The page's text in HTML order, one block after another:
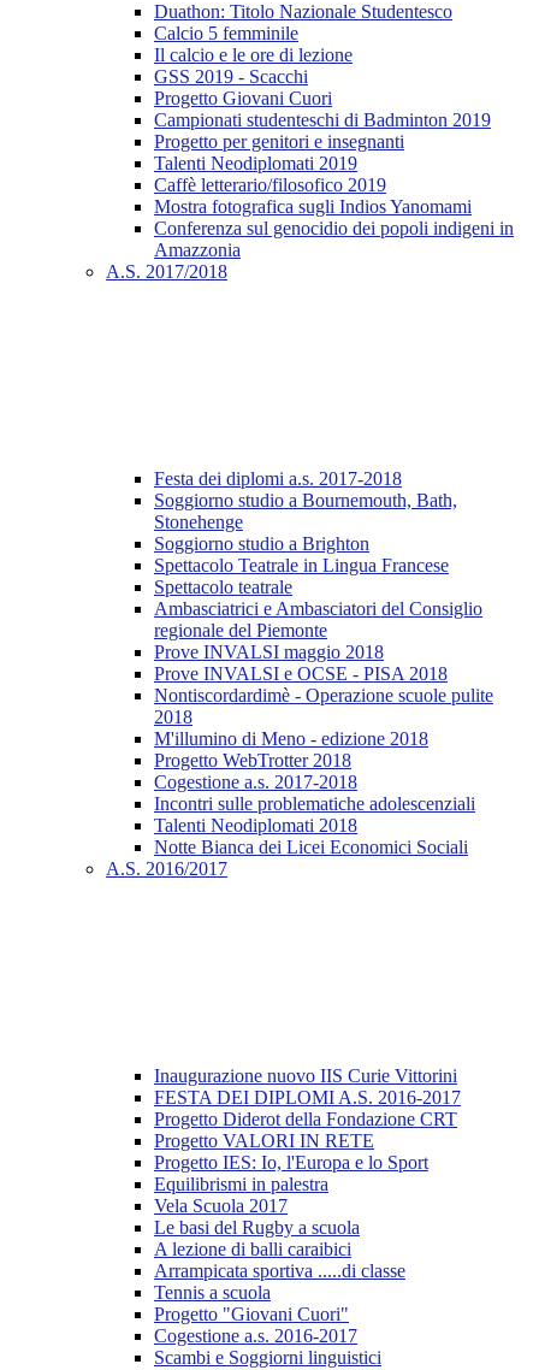
Duathon: Titolo Nazionale Studentesco
Calcio 5 femminile
Il calcio e le ore di lezione
GSS 2019 - Scacchi
Progetto Giovani Cuori
Campionati studenteschi di Badminton 2019
Progetto per genitori e insegnanti
Talenti Neodiplomati 2019
Caffè letterario/filosofico 2019
Mostra fotografica sugli Indios Yanomami
Conferenza sul genocidio dei popoli indigeni in
Amazzonia
A.S. 2017/2018
Festa dei diplomi a.s. 2017-2018
Soggiorno studio a Bournemouth, Bath,
Stonehenge
Soggiorno studio a Brighton
Spettacolo Teatrale in Lingua Francese
Spettacolo teatrale
Ambasciatrici e Ambasciatori del Consiglio
regionale del Piemonte
Prove INVALSI maggio 2018
Prove INVALSI e OCSE - PISA 2018
Nontiscordardimè - Operazione scuole pulite
2018
M'illumino di Meno - edizione 2018
Progetto WebTrotter 2018
Cogestione a.s. 2017-2018
Incontri sulle problematiche adolescenziali
Talenti Neodiplomati 2018
Notte Bianca dei Licei Economici Sociali
A.S. 2016/2017
Inaugurazione nuovo IIS Curie Vittorini
FESTA DEI DIPLOMI A.S. 2016-2017
Progetto Diderot della Fondazione CRT
Progetto VALORI IN RETE
Progetto IES: Io, l'Europa e lo Sport
Equilibrismi in palestra
Vela Scuola 2017
Le basi del Rugby a scuola
A lezione di balli caraibici
Arrampicata sportiva .....di classe
Tennis a scuola
Progetto "Giovani Cuori"
Cogestione a.s. 2016-2017
Scambi e Soggiorni linguistici